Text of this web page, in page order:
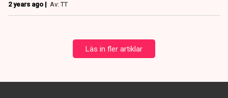
2 years ago | Av: TT
Läs in fler artiklar